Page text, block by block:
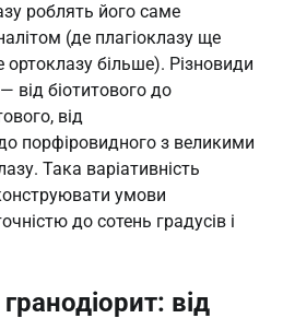
роблять його саме
(де плагіоклазу ще
ортоклазу більше). Різновиди
від біотитового до
від
порфіровидного з великими
Така варіативність
умови
до сотень градусів і
від